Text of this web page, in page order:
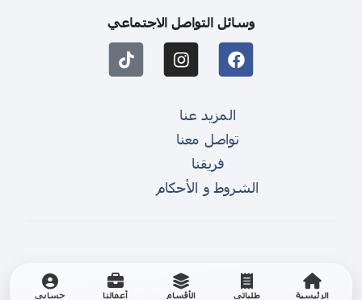
الرئيسية طلباتي الأقسام أعمالنا حسابي
وسائل التواصل الاجتماعي
المزيد عنا
تواصل معنا
فريقنا
الشروط و الأحكام